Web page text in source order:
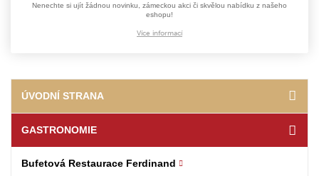
Nenechte si ujít žádnou novinku, zámeckou akci či skvělou nabídku z našeho
eshopu!
Více informací
ÚVODNÍ STRANA
GASTRONOMIE
Bufetová Restaurace Ferdinand